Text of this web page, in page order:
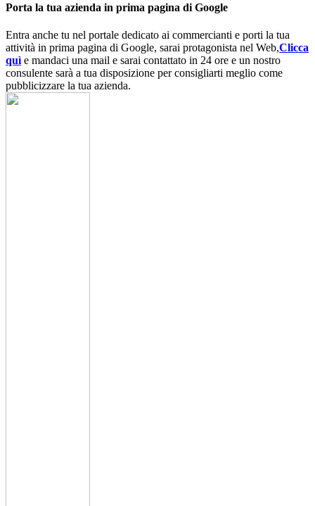
Porta la tua azienda in prima pagina di Google
Entra anche tu nel portale dedicato ai commercianti e porti la tua
attività in prima pagina di Google, sarai protagonista nel Web,Clicca
quì e mandaci una mail e sarai contattato in 24 ore e un nostro
consulente sarà a tua disposizione per consigliarti meglio come
pubblicizzare la tua azienda.